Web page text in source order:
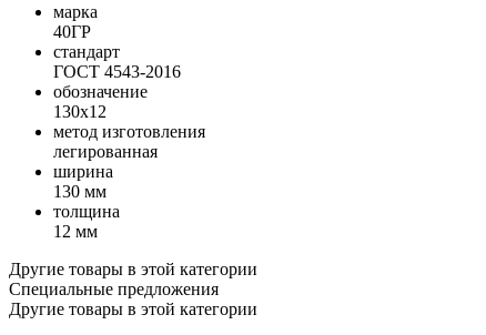
марка
40ГР
стандарт
ГОСТ 4543-2016
обозначение
130х12
метод изготовления
легированная
ширина
130 мм
толщина
12 мм
Другие товары в этой категории
Специальные предложения
Другие товары в этой категории